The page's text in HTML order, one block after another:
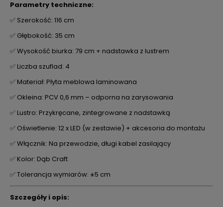
Parametry techniczne:
✅ Szerokość: 116 cm
✅ Głębokość: 35 cm
✅ Wysokość biurka: 79 cm + nadstawka z lustrem
✅ Liczba szuflad: 4
✅ Materiał: Płyta meblowa laminowana
✅ Okleina: PCV 0,6 mm – odporna na zarysowania
✅ Lustro: Przykręcane, zintegrowane z nadstawką
✅ Oświetlenie: 12 x LED (w zestawie) + akcesoria do montażu
✅ Włącznik: Na przewodzie, długi kabel zasilający
✅ Kolor: Dąb Craft
✅ Tolerancja wymiarów: ±5 cm
Szczegóły i opis: